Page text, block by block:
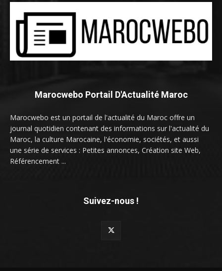
Marocwebo Portail D'Actualité Maroc
Marocwebo est un portail de l'actualité du Maroc offre un
journal quotidien contenant des informations sur l'actualité du
Maroc, la culture Marocaine, l'économie, sociétés, et aussi
une série de services : Petites annonces, Création site Web,
Référencement ...
Suivez-nous !